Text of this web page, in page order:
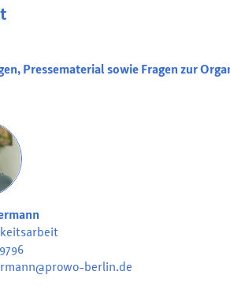
Pressematerial sowie Fragen zur
berlin.de